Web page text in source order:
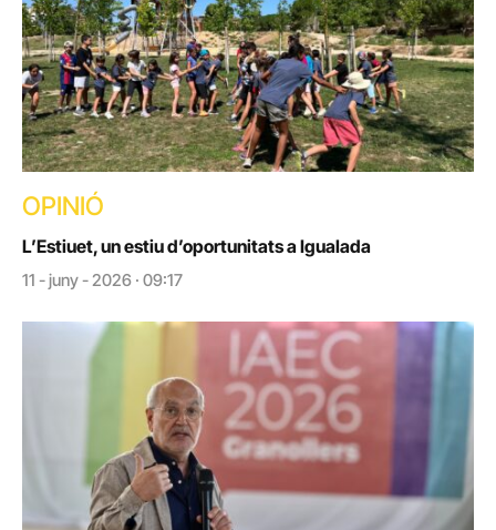
OPINIÓ
L’Estiuet, un estiu d’oportunitats a Igualada
11 - juny - 2026 · 09:17